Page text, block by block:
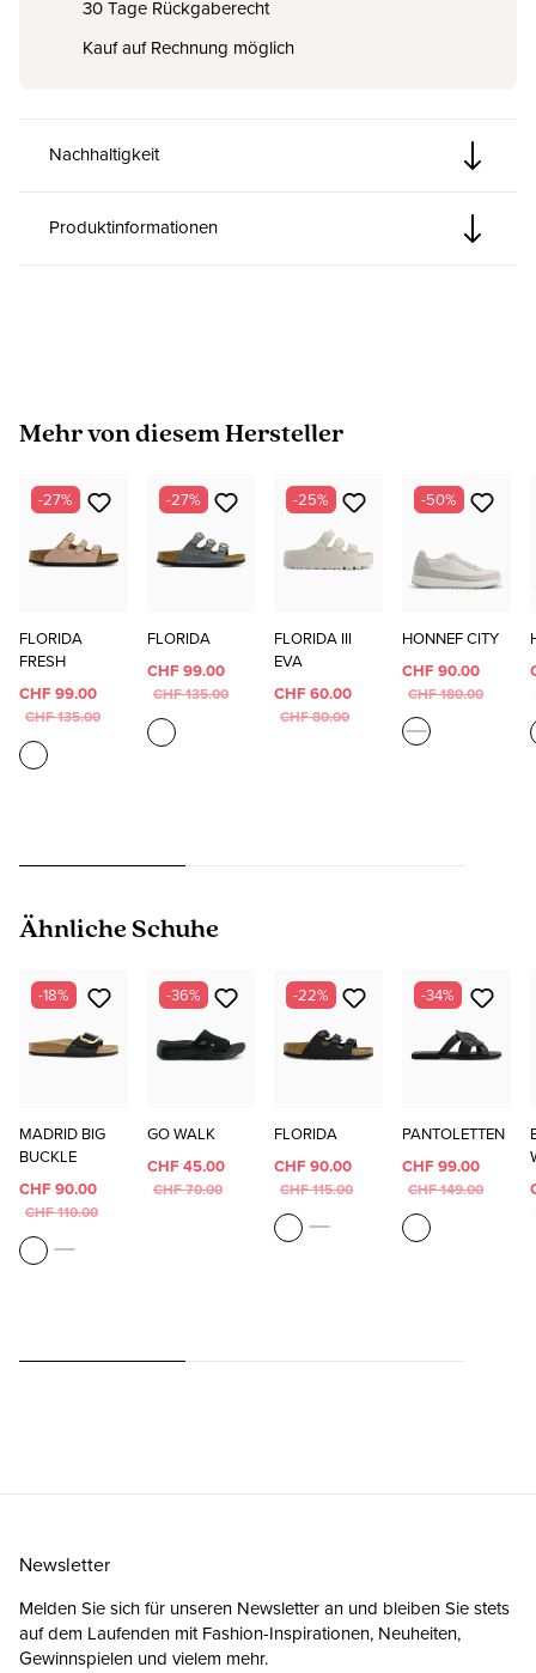
30 Tage Rückgaberecht
Kauf auf Rechnung möglich
Nachhaltigkeit
Produktinformationen
Produktgalerie überspringen
Mehr von diesem Hersteller
-27%
FLORIDA
FRESH
CHF 99.00
CHF 135.00
-27%
FLORIDA
CHF 99.00
CHF 135.00
-25%
FLORIDA III
EVA
CHF 60.00
CHF 80.00
-50%
HONNEF CITY
CHF 90.00
CHF 180.00
Produktgalerie überspringen
Ähnliche Schuhe
-18%
MADRID BIG
BUCKLE
CHF 90.00
CHF 110.00
-36%
GO WALK
CHF 45.00
CHF 70.00
-22%
FLORIDA
CHF 90.00
CHF 115.00
-34%
PANTOLETTEN
CHF 99.00
CHF 149.00
Newsletter
Melden Sie sich für unseren Newsletter an und bleiben Sie stets
auf dem Laufenden mit Fashion-Inspirationen, Neuheiten,
Gewinnspielen und vielem mehr.